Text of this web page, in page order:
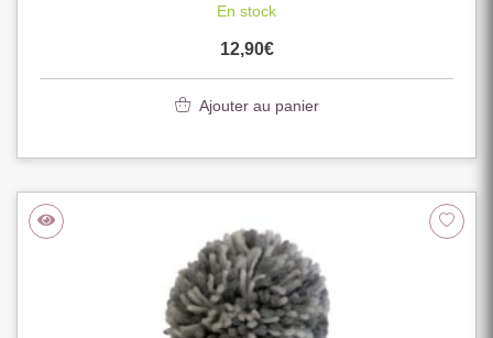
En stock
12,90€
Ajouter au panier